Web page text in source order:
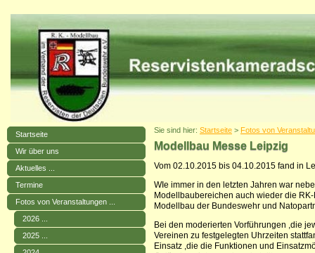
Startseite
Wir über uns
Aktuelles ...
Termine
Fotos von Veranstaltungen ...
2026 ...
2025 ...
Sie sind hier: Startseite > Fotos von
Modellbau Messe Leipzig
Vom 02.10.2015 bis 04.10.2015 fand in
WIe immer in den letzten Jahren war
Modellbaubereichen auch wieder die
Modellbau der Bundeswehr und
Bei den moderierten Vorführungen ,die
Vereinen zu festgelegten Uhrzeiten
Einsatz ,die die Funktionen und